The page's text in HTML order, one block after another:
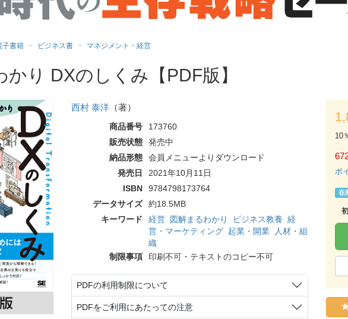
子書籍 ビジネス書 マネジメント・経営
かり DXのしくみ【PDF版】
西村 泰洋（著）
商品番号
173760
販売状態
発売中
納品形態
会員メニューよりダウンロード
発売日
2021年10月11日
ISBN
9784798173764
データサイズ
約18.5MB
キーワード
経営 図解まるわかり ビジネス教養 経
営・マーケティング 起業・開業
人材・組
織
制限事項
印刷不可・テキストのコピー不可
PDFの利用制限について
PDFをご利用にあたっての注意
10
ポ
在